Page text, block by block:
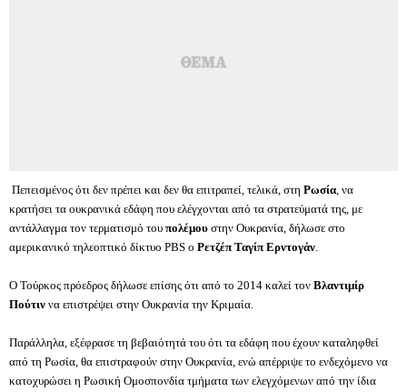
Πεπεισμένος ότι δεν πρέπει και δεν θα επιτραπεί, τελικά, στη Ρωσία, να
κρατήσει τα ουκρανικά εδάφη που ελέγχονται από τα στρατεύματά της, με
αντάλλαγμα τον τερματισμό του πολέμου στην Ουκρανία, δήλωσε στο
αμερικανικό τηλεοπτικό δίκτυο PBS ο Ρετζέπ Ταγίπ Ερντογάν.
Ο Τούρκος πρόεδρος δήλωσε επίσης ότι από το 2014 καλεί τον Βλαντιμίρ
Πούτιν να επιστρέψει στην Ουκρανία την Κριμαία.
Παράλληλα, εξέφρασε τη βεβαιότητά του ότι τα εδάφη που έχουν καταληφθεί
από τη Ρωσία, θα επιστραφούν στην Ουκρανία, ενώ απέρριψε το ενδεχόμενο να
κατοχυρώσει η Ρωσική Ομοσπονδία τμήματα των ελεγχόμενων από την ίδια